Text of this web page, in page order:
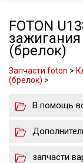
FOTON
(брелок)
Запчасти foton >
(брелок) >
В помощь
запчасти